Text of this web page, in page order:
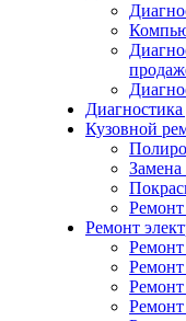
Диагностика
Кузовной
Ремонт
Ремонт
Ремонт
Ремонт
Ремонт